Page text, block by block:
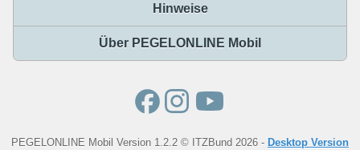
Hinweise
Über PEGELONLINE Mobil
PEGELONLINE Mobil Version 1.2.2 © ITZBund 2026 - Desktop Version